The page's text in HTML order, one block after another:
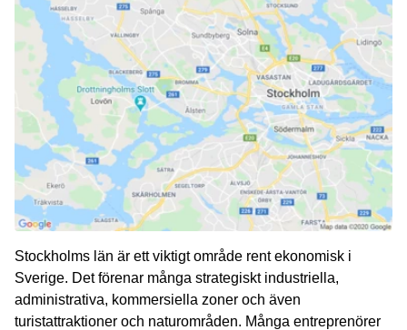
Stockholms län är ett viktigt område rent ekonomisk i
Sverige. Det förenar många strategiskt industriella,
administrativa, kommersiella zoner och även
turistattraktioner och naturområden. Många entreprenörer